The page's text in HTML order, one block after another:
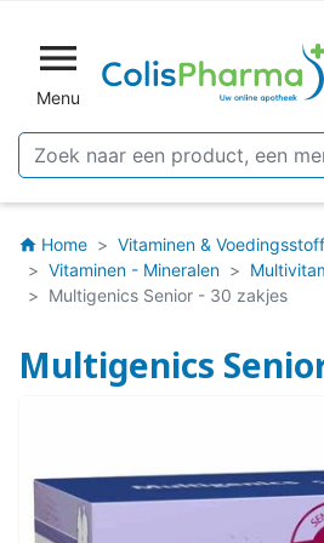

Menu
home Home
Vitaminen &
Vitaminen - Mineralen
Multigenics Senior - 30 zakjes
Multigenics